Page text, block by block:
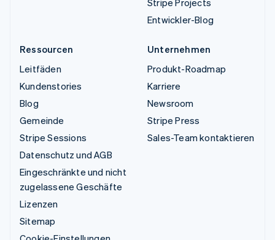
Stripe Projects
Entwickler-Blog
Ressourcen
Leitfäden
Kundenstories
Blog
Gemeinde
Stripe Sessions
Datenschutz und AGB
Eingeschränkte und nicht
zugelassene Geschäfte
Lizenzen
Sitemap
Unternehmen
Produkt-Roadmap
Karriere
Newsroom
Stripe Press
Sales-Team kontaktieren